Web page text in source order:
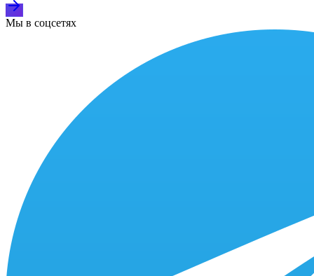
Мы в соцсетях